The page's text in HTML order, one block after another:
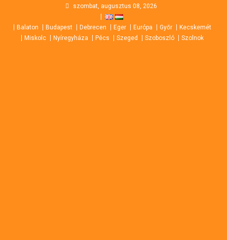
content
szombat, augusztus 08, 2026
Balaton Budapest Debrecen Eger Európa Győr
Kecskemét
Miskolc
Nyíregyháza Pécs Szeged Szoboszló Szolnok